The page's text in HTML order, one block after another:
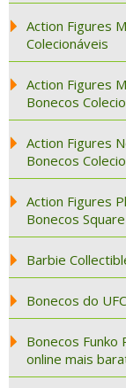
Action Figures
Colecionáveis
Action Figures
Bonecos
Action Figures
Bonecos
Action Figures
Bonecos
Barbie
Bonecos do
Bonecos Funko
online mais